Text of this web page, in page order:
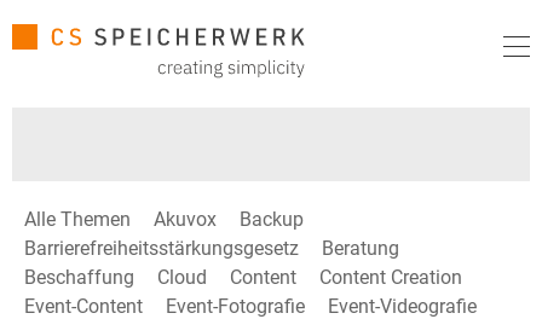
Alle Themen Akuvox
Backup
Barrierefreiheitsstärkungsgesetz
Beratung
Beschaffung
Cloud Content
Content Creation
Event-Content
Event-Fotografie
Event-Videografie